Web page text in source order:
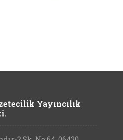
Yayıncılık